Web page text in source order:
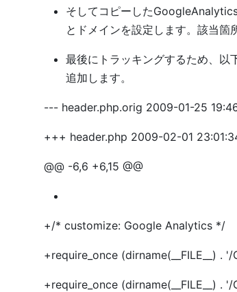
そしてコピーした
とドメインを設定します。該当箇
最後にトラッキングするため、
追加します。
--- header.php.orig 2009-01-25
+++ header.php 2009-02-01
@@ -6,6 +6,15 @@
+/* customize: Google Analytics */
+require_once (dirname(__FILE__)
+require_once (dirname(__FILE__)